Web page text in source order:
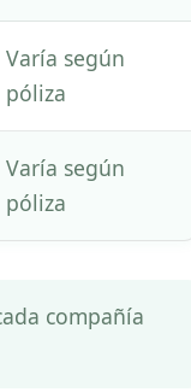
Varía según
póliza
Varía según
póliza
compañía